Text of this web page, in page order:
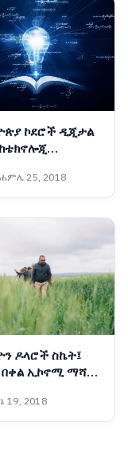
ኮደሮች ዲጂታል
25, 2018
ዶላሮች ስኬት፤
በቀል ኢኮኖሚ ማሻሻያ
19, 2018